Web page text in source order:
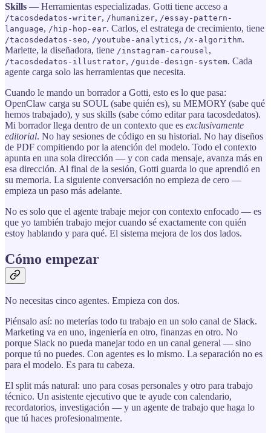
Skills — Herramientas especializadas. Gotti tiene acceso a
/tacosdedatos-writer, /humanizer, /essay-pattern-
language, /hip-hop-ear. Carlos, el estratega de crecimiento, tiene
/tacosdedatos-seo, /youtube-analytics, /x-algorithm.
Marlette, la diseñadora, tiene /instagram-carousel ,
/tacosdedatos-illustrator, /guide-design-system. Cada
agente carga solo las herramientas que necesita.
Cuando le mando un borrador a Gotti, esto es lo que pasa:
OpenClaw carga su SOUL (sabe quién es), su MEMORY (sabe qué
hemos trabajado), y sus skills (sabe cómo editar para tacosdedatos).
Mi borrador llega dentro de un contexto que es exclusivamente
editorial. No hay sesiones de código en su historial. No hay diseños
de PDF compitiendo por la atención del modelo. Todo el contexto
apunta en una sola dirección — y con cada mensaje, avanza más en
esa dirección. Al final de la sesión, Gotti guarda lo que aprendió en
su memoria. La siguiente conversación no empieza de cero —
empieza un paso más adelante.
No es solo que el agente trabaje mejor con contexto enfocado — es
que yo también trabajo mejor cuando sé exactamente con quién
estoy hablando y para qué. El sistema mejora de los dos lados.
Cómo empezar
No necesitas cinco agentes. Empieza con dos.
Piénsalo así: no meterías todo tu trabajo en un solo canal de Slack.
Marketing va en uno, ingeniería en otro, finanzas en otro. No
porque Slack no pueda manejar todo en un canal general — sino
porque tú no puedes. Con agentes es lo mismo. La separación no es
para el modelo. Es para tu cabeza.
El split más natural: uno para cosas personales y otro para trabajo
técnico. Un asistente ejecutivo que te ayude con calendario,
recordatorios, investigación — y un agente de trabajo que haga lo
que tú haces profesionalmente.